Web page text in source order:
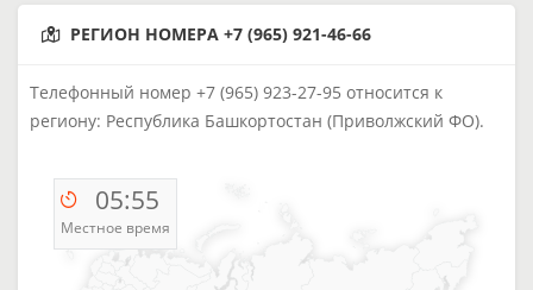
РЕГИОН НОМЕРА +7 (965) 921-46-66
Телефонный номер +7 (965) 923-27-95 относится к
региону: Республика Башкортостан (Приволжский ФО).
05:55
Местное время